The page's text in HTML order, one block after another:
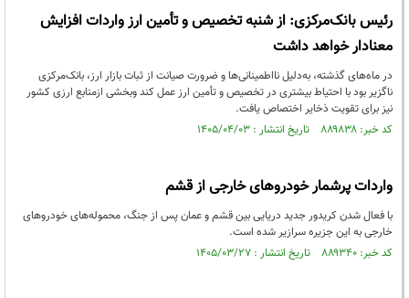
رئیس‌ بانک‌مرکزی: از شنبه تخصیص و تأمین ارز واردات افزایش
معنادار خواهد داشت
در ماه‌های گذشته، به‌دلیل نااطمینانی‌ها و ضرورت صیانت از ثبات بازار ارز، بانک‌مرکزی
ناگزیر بود با احتیاط بیشتری در تخصیص و تأمین ارز عمل کند وبخشی ازمنابع ارزی کشور
نیز برای تقویت ذخایر اختصاص یافت.
کد خبر: ۸۸۹۸۳۸ تاریخ انتشار : ۱۴۰۵/۰۴/۰۳
واردات پرشمار خودروهای خارجی از قشم
با فعال شدن کریدور جدید دریایی بین قشم و عمان پس از جنگ، محموله‌های خودروهای
خارجی به این جزیره سرازیر شده است.
کد خبر: ۸۸۹۳۴۰ تاریخ انتشار : ۱۴۰۵/۰۳/۲۷